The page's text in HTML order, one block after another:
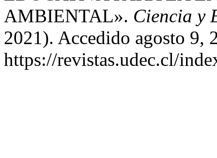
AMBIENTAL». Ciencia y
2021). Accedido agosto 9,
https://revistas.udec.cl/